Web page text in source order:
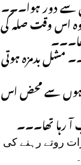
سے دور ہوا۔۔۔
اس وقت صلہ کی
مشل بدمزہ ہوتی
سے محض اس
آ رہا تھا۔۔۔
روتے رہنے کی